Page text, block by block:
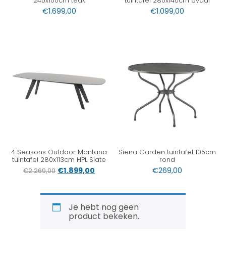
€1.699,00 €1.099,00
4 Seasons Outdoor Montana
tuintafel 280x113cm HPL Slate
€2.269,00 €1.899,00
Siena Garden tuintafel 105cm
rond
€269,00
Je hebt nog geen
product bekeken.